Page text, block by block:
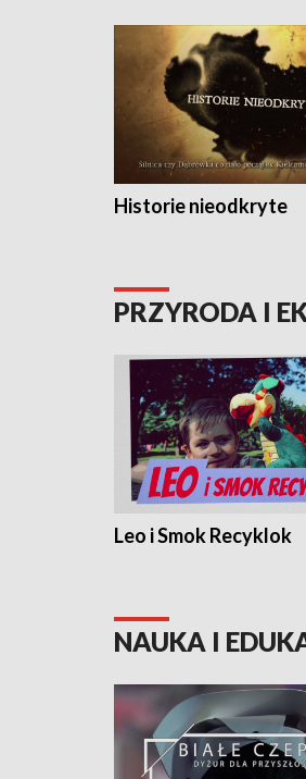
Historie nieodkryte
PRZYRODA I
Leo i Smok Recyklok
NAUKA I